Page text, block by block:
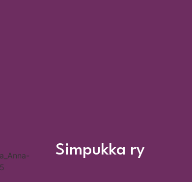
Simpukka ry